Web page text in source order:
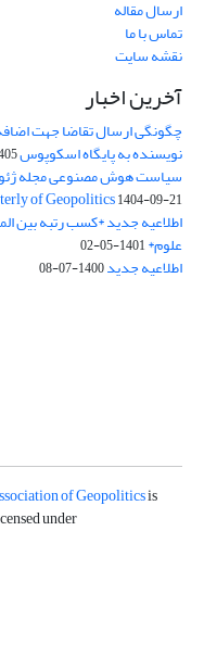
ارسال مقاله
تماس با ما
نقشه سایت
آخرین اخبار
چگونگی ارسال تقاضا جهت
نویسنده به پایگاه اسکوپوس04-27
سیاست هوش مصنوعی مجله
of Geopolitics1404-09-21
اطلاعیه جدید *کسب رتبه بین
علوم*1401-05-02
اطلاعیه جدید1400-07-08
of Geopoliticsis
under